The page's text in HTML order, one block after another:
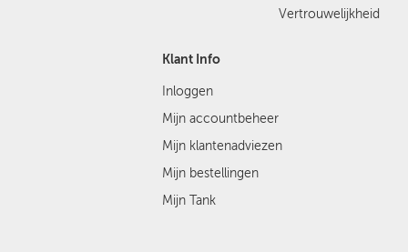
Vertrouwelijkheid
Klant Info
Inloggen
Mijn accountbeheer
Mijn klantenadviezen
Mijn bestellingen
Mijn Tank